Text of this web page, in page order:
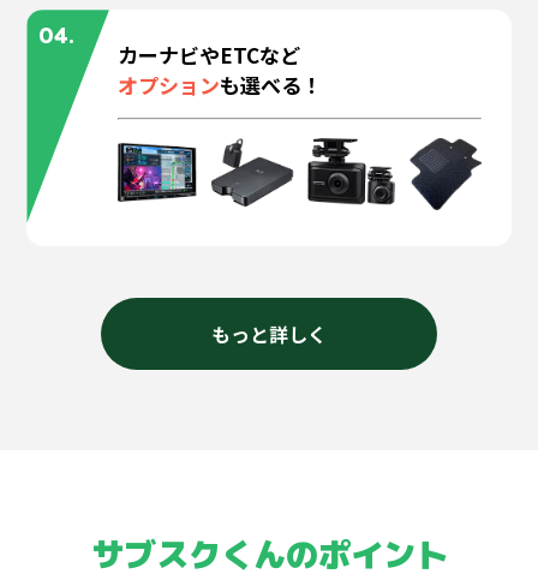
04.
カーナビやETCなど
オプションも選べる！
もっと詳しく
サブスクくんのポイント